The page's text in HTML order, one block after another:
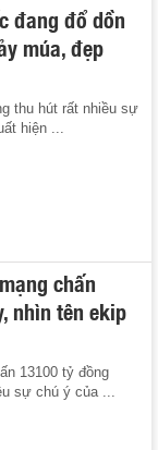
đang đổ dồn
múa, đẹp
thu hút rất nhiều sự
hiện ...
chấn
nhìn tên ekip
13100 tỷ đồng
sự chú ý của ...